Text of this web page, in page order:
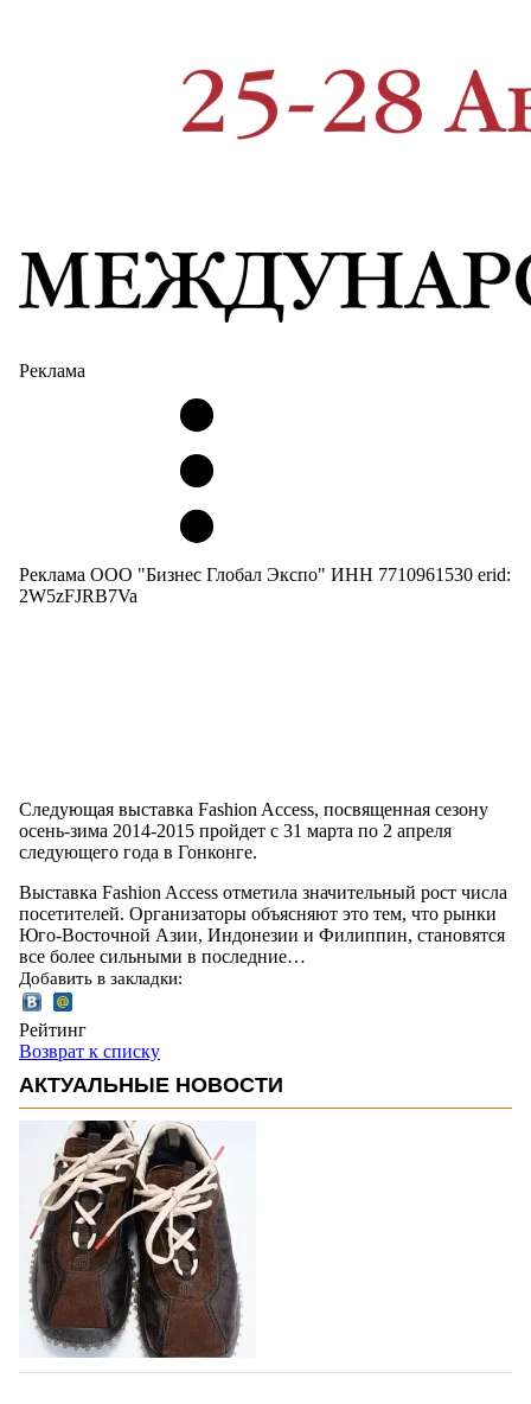
Реклама
Реклама ООО "Бизнес Глобал Экспо" ИНН 7710961530 erid:
2W5zFJRB7Va
Следующая выставка Fashion Access, посвященная сезону
осень-зима 2014-2015 пройдет с 31 марта по 2 апреля
следующего года в Гонконге.
Выставка Fashion Access отметила значительный рост числа
посетителей. Организаторы объясняют это тем, что рынки
Юго-Восточной Азии, Индонезии и Филиппин, становятся
все более сильными в последние…
Добавить в закладки:
Рейтинг
Возврат к списку
АКТУАЛЬНЫЕ НОВОСТИ